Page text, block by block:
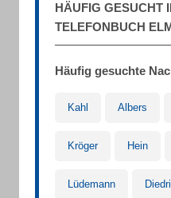
HÄUFIG GESUCHT
TELEFONBUCH
Häufig gesuchte
Kahl Albers
Kröger Hein
Lüdemann